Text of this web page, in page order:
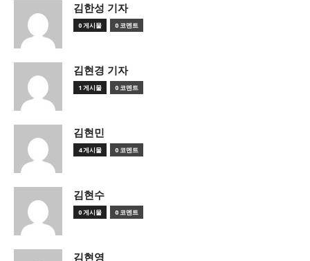
김한성 기자
0 게시물 0 코멘트
김현경 기자
1 게시물 0 코멘트
김현민
4 게시물 0 코멘트
김현수
0 게시물 0 코멘트
김현영